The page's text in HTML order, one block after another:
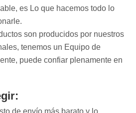
es Lo que hacemos todo lo
son producidos por nuestros
tenemos un Equipo de
puede confiar plenamente en
de envío más barato y lo